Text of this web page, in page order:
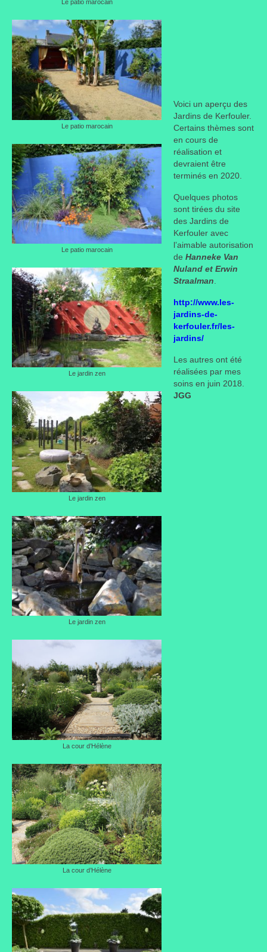
Le patio marocain
Le patio marocain
Le patio marocain
Le jardin zen
Le jardin zen
Le jardin zen
La cour d’Hélène
La cour d’Hélène
Voici un aperçu des
Jardins de Kerfouler.
Certains thèmes sont
en cours de
réalisation et
devraient être
terminés en 2020.
Quelques photos
sont tirées du site
des Jardins de
Kerfouler avec
l’aimable autorisation
de Hanneke Van
Nuland et Erwin
Straalman
http://www.les-
jardins-de-
kerfouler.fr/les-
jardins/
Les autres ont été
réalisées par mes
soins en juin 2018.
JGG